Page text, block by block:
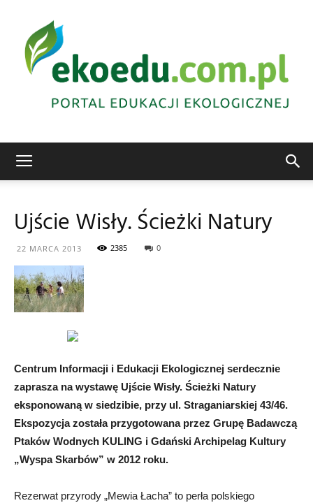
Ujście Wisły. Ścieżki Natury
22 MARCA 2013 2385 0
Centrum Informacji i Edukacji Ekologicznej serdecznie
zaprasza na wystawę Ujście Wisły. Ścieżki Natury
eksponowaną w siedzibie, przy ul. Straganiarskiej 43/46.
Ekspozycja została przygotowana przez Grupę Badawczą
Ptaków Wodnych KULING i Gdański Archipelag Kultury
„Wyspa Skarbów” w 2012 roku.
Rezerwat przyrody „Mewia Łacha” to perła polskiego